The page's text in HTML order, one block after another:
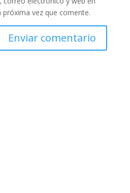
próxima vez que comente.